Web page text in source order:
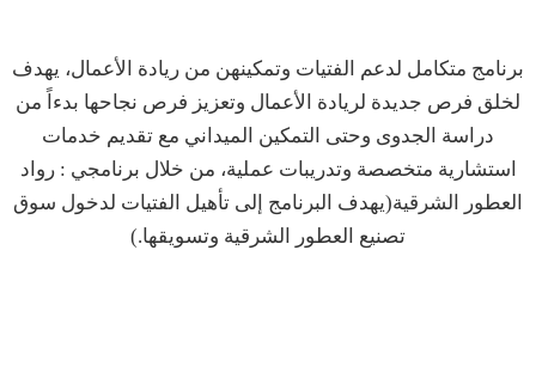
برنامج متكامل لدعم الفتيات وتمكينهن من ريادة الأعمال، يهدف
لخلق فرص جديدة لريادة الأعمال وتعزيز فرص نجاحها بدءاً من
دراسة الجدوى وحتى التمكين الميداني مع تقديم خدمات
استشارية متخصصة وتدريبات عملية، من خلال برنامجي : رواد
العطور الشرقية(يهدف البرنامج إلى تأهيل الفتيات لدخول سوق
تصنيع العطور الشرقية وتسويقها.)